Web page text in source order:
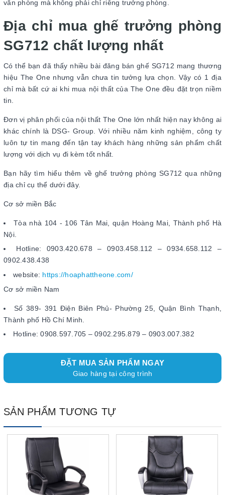
văn phòng mà không phải chỉ riêng trưởng phòng.
Địa chỉ mua ghế trưởng phòng
SG712 chất lượng nhất
Có thể bạn đã thấy nhiều bài đăng bán ghế SG712 mang thương
hiệu The One nhưng vẫn chưa tin tưởng lựa chọn. Vậy có 1 địa
chỉ mà bất cứ ai khi mua nội thất của The One đều đặt trọn niềm
tin.
Đơn vị phân phối của nội thất The One lớn nhất hiện nay không ai
khác chính là DSG- Group. Với nhiều năm kinh nghiệm, công ty
luôn tự tin mang đến tận tay khách hàng những sản phẩm chất
lượng với dịch vụ đi kèm tốt nhất.
Bạn hãy tìm hiểu thêm về ghế trưởng phòng SG712 qua những
địa chỉ cụ thể dưới đây.
Cơ sở miền Bắc
Tòa nhà 104 - 106 Tân Mai, quận Hoàng Mai, Thành phố Hà
Nội.
Hotline: 0903.420.678 – 0903.458.112 – 0934.658.112 –
0902.438.438
website: https://hoaphattheone.com/
Cơ sở miền Nam
Số 389- 391 Điện Biên Phủ- Phường 25, Quận Bình Thạnh,
Thành phố Hồ Chí Minh.
Hotline: 0908.597.705 – 0902.295.879 – 0903.007.382
ĐẶT MUA SẢN PHẨM NGAY
Giao hàng tại công trình
SẢN PHẨM TƯƠNG TỰ